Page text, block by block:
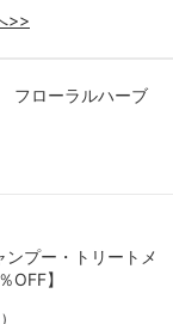
>>
フローラルハーブ
プー・トリートメ
OFF】
)